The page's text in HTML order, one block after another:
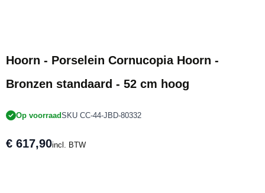
Hoorn - Porselein Cornucopia Hoorn -
Bronzen standaard - 52 cm hoog
Op voorraadSKU CC-44-JBD-80332
€ 617,90incl. BTW